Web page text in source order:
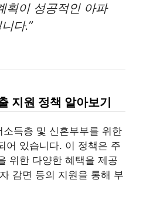
획이 성공적인 아파
다.”
지원 정책 알아보기
득층 및 신혼부부를 위한
어 있습니다. 이 정책은 주
위한 다양한 혜택을 제공
감면 등의 지원을 통해 부